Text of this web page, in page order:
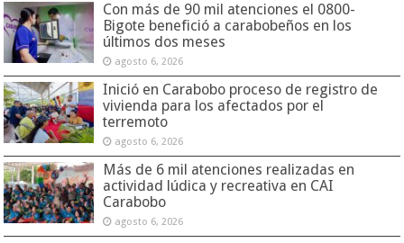
Con más de 90 mil atenciones el 0800-
Bigote benefició a carabobeños en los
últimos dos meses
agosto 6, 2026
Inició en Carabobo proceso de registro de
vivienda para los afectados por el
terremoto
agosto 6, 2026
Más de 6 mil atenciones realizadas en
actividad lúdica y recreativa en CAI
Carabobo
agosto 6, 2026